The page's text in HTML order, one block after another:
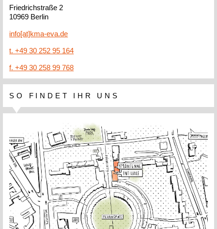
Friedrichstraße 2
10969 Berlin
info[at]kma-eva.de
t. +49 30 252 95 164
f. +49 30 258 99 768
SO FINDET IHR UNS